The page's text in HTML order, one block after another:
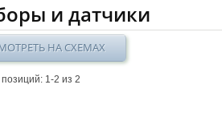
и датчики
НА СХЕМАХ
1-2 из 2